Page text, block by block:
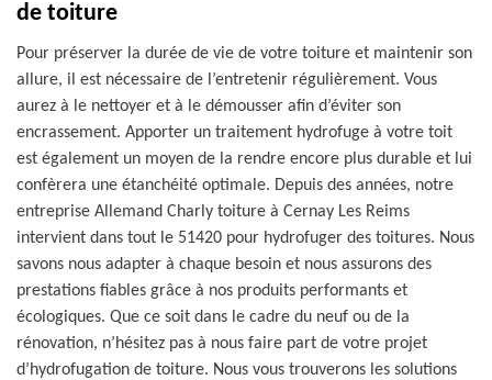
de toiture
Pour préserver la durée de vie de votre toiture et maintenir son
allure, il est nécessaire de l’entretenir régulièrement. Vous
aurez à le nettoyer et à le démousser afin d’éviter son
encrassement. Apporter un traitement hydrofuge à votre toit
est également un moyen de la rendre encore plus durable et lui
confèrera une étanchéité optimale. Depuis des années, notre
entreprise Allemand Charly toiture à Cernay Les Reims
intervient dans tout le 51420 pour hydrofuger des toitures. Nous
savons nous adapter à chaque besoin et nous assurons des
prestations fiables grâce à nos produits performants et
écologiques. Que ce soit dans le cadre du neuf ou de la
rénovation, n’hésitez pas à nous faire part de votre projet
d’hydrofugation de toiture. Nous vous trouverons les solutions